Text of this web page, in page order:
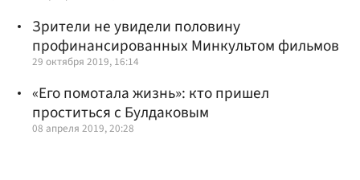
Зрители не увидели половину
профинансированных Минкультом фильмов
29 октября 2019, 16:14
«Его помотала жизнь»: кто пришел
проститься с Булдаковым
08 апреля 2019, 20:28